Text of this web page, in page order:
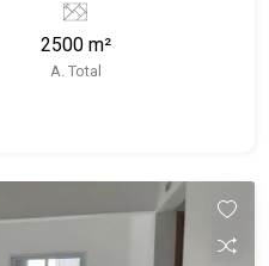
em venda, compra e
na Ribeirão Imóveis,
- funcionários
imobiliária é
Av. Professor João
2500 m²
A. Total